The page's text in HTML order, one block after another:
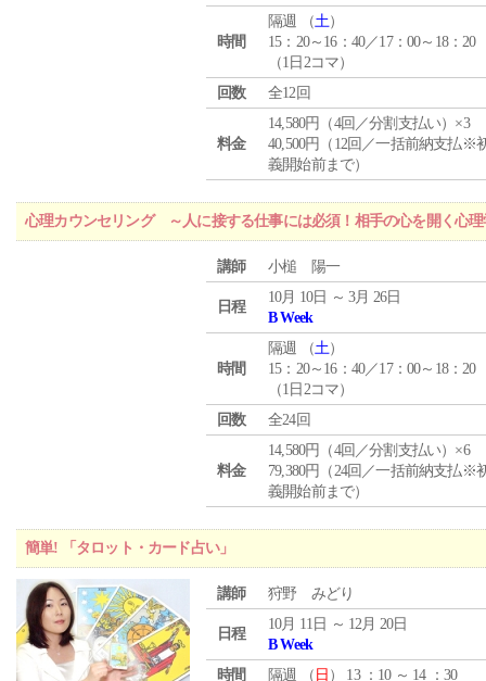
時間
隔週 （土）
15：20～16：40／17：00～18：20
（1日2コマ）
回数
全12回
料金
14,580円（4回／分割支払い）×3
40,500円（12回／一括前納支払※
義開始前まで）
心理カウンセリング ～人に接する仕事には必須！相手の心を開く心理
講師 小槌 陽一
日程
10月 10日 ～ 3月 26日
B Week
時間
隔週 （土）
15：20～16：40／17：00～18：20
（1日2コマ）
回数
全24回
料金
14,580円（4回／分割支払い）×6
79,380円（24回／一括前納支払※
義開始前まで）
簡単! 「タロット・カード占い」
講師 狩野 みどり
日程
10月 11日 ～ 12月 20日
B Week
時間
隔週 （ 日 ） 13 ：10 ～ 14 ：30